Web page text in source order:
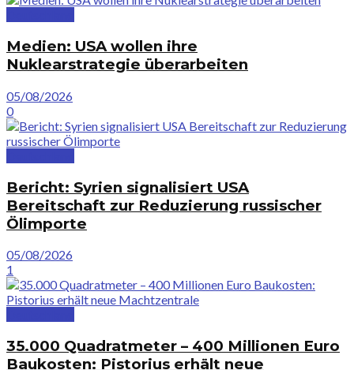
Medien: USA wollen ihre
Nuklearstrategie überarbeiten
05/08/2026
0
Bericht: Syrien signalisiert USA
Bereitschaft zur Reduzierung russischer
Ölimporte
05/08/2026
1
35.000 Quadratmeter – 400 Millionen Euro
Baukosten: Pistorius erhält neue